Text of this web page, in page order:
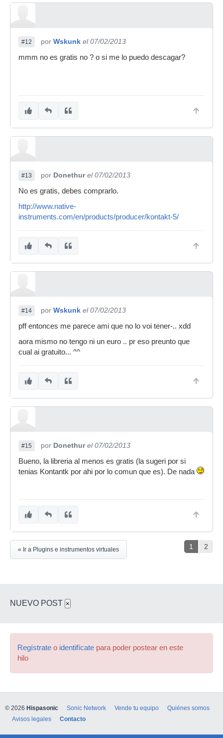
#12 por Wskunk el 07/02/2013
mmm no es gratis no ? o si me lo puedo descagar?
#13 por Donethur el 07/02/2013
No es gratis, debes comprarlo.
http://www.native-
instruments.com/en/products/producer/kontakt-5/
#14 por Wskunk el 07/02/2013
pff entonces me parece ami que no lo voi tener-.. xdd
aora mismo no tengo ni un euro .. pr eso preunto que
cual ai gratuito... ^^
#15 por Donethur el 07/02/2013
Bueno, la libreria al menos es gratis (la sugeri por si
tenias Kontantk por ahi por lo comun que es). De nada
1 2
« Ir a Plugins e instrumentos virtuales
NUEVO POST ×
Regístrate o identifícate para poder postear en este
hilo
© 2026 Hispasonic Sonic Network Vende tu equipo
Quiénes somos
Avisos legales
Contacto